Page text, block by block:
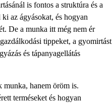
is fontos a struktúra és a
az ágyásokat, és hogyan
De a munka itt még nem ér
tippeket, a gyomirtást
és tápanyagellátás
munka, hanem öröm is.
terméseket és hogyan